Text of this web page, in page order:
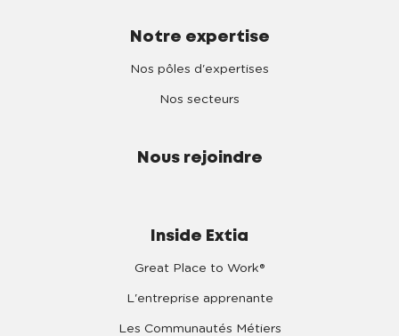
Notre expertise
Nos pôles d'expertises
Nos secteurs
Nous rejoindre
Inside Extia
Great Place to Work®
L'entreprise apprenante
Les Communautés Métiers